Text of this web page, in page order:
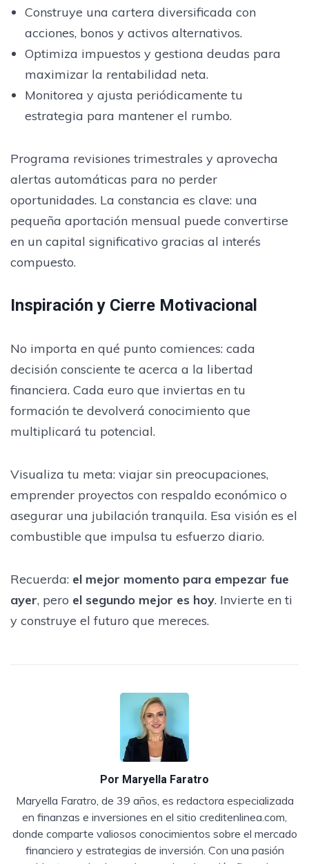
Construye una cartera diversificada con
acciones, bonos y activos alternativos.
Optimiza impuestos y gestiona deudas para
maximizar la rentabilidad neta.
Monitorea y ajusta periódicamente tu
estrategia para mantener el rumbo.
Programa revisiones trimestrales y aprovecha
alertas automáticas para no perder
oportunidades. La constancia es clave: una
pequeña aportación mensual puede convertirse
en un capital significativo gracias al interés
compuesto.
Inspiración y Cierre Motivacional
No importa en qué punto comiences: cada
decisión consciente te acerca a la libertad
financiera. Cada euro que inviertas en tu
formación te devolverá conocimiento que
multiplicará tu potencial.
Visualiza tu meta: viajar sin preocupaciones,
emprender proyectos con respaldo económico o
asegurar una jubilación tranquila. Esa visión es el
combustible que impulsa tu esfuerzo diario.
Recuerda: el mejor momento para empezar fue
ayer, pero el segundo mejor es hoy. Invierte en ti
y construye el futuro que mereces.
Por Maryella Faratro
Maryella Faratro, de 39 años, es redactora especializada
en finanzas e inversiones en el sitio creditenlinea.com,
donde comparte valiosos conocimientos sobre el mercado
financiero y estrategias de inversión. Con una pasión